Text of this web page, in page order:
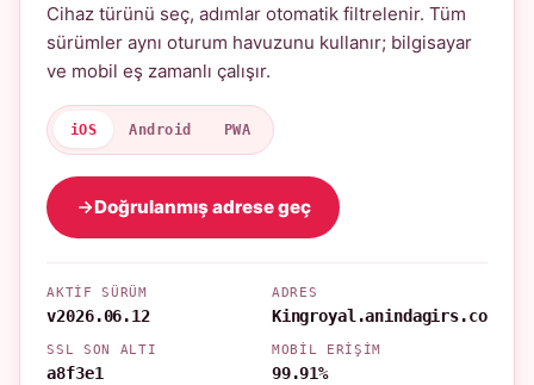
Cihaz türünü seç, adımlar otomatik filtrelenir. Tüm
sürümler aynı oturum havuzunu kullanır; bilgisayar
ve mobil eş zamanlı çalışır.
iOS Android PWA
Doğrulanmış adrese geç
AKTIF SÜRÜM
v2026.06.12
ADRES
Kingroyal.anindagirs.co
SSL SON ALTI
a8f3e1
MOBIL ERIŞIM
99.91%